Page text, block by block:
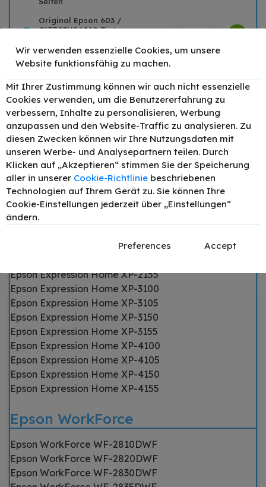
Original Epson 603 /
C13T03U24010 Tinte
Seiten
Original Epson 603 /
Gelb bis zu 130 Seiten
11,34 € – +
Passend für Beschreibung
Produktdetails
Epson Expression Home
Epson Expression Home XP-2105
Epson Expression Home XP-2155
Epson Expression Home XP-3100
Epson Expression Home XP-3105
Epson Expression Home XP-3150
Epson Expression Home XP-3155
Epson Expression Home XP-4100
Epson Expression Home XP-4105
Epson Expression Home XP-4150
Epson Expression Home XP-4155
Epson WorkForce
Epson WorkForce WF-2810DWF
Epson WorkForce WF-2820DWF
Epson WorkForce WF-2830DWF
Wir verwenden essenzielle Cookies, um unsere
Website funktionsfähig zu machen.
Mit Ihrer Zustimmung können wir auch nicht essenzielle
Cookies verwenden, um die Benutzererfahrung zu
verbessern, Inhalte zu personalisieren, Werbung
anzupassen und den Website-Traffic zu analysieren. Zu
diesen Zwecken können wir Ihre Nutzungsdaten mit
unseren Werbe- und Analysepartnern teilen. Durch
Klicken auf „Akzeptieren“ stimmen Sie der Speicherung
aller in unserer Cookie-Richtlinie beschriebenen
Technologien auf Ihrem Gerät zu. Sie können Ihre
Cookie-Einstellungen jederzeit über „Einstellungen“
ändern.
Preferences Accept